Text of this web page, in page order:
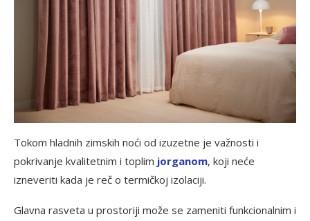
Tokom hladnih zimskih noći od izuzetne je važnosti i
pokrivanje kvalitetnim i toplim jorganom, koji neće
izneveriti kada je reč o termičkoj izolaciji.
Glavna rasveta u prostoriji može se zameniti funkcionalnim i